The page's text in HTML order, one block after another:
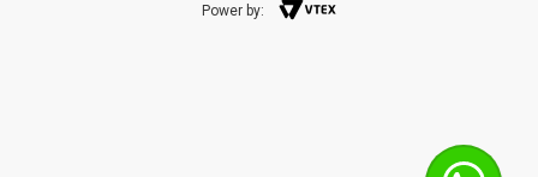
Power by: